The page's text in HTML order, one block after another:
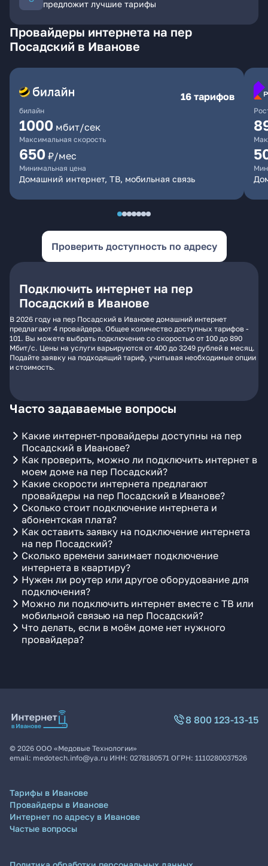
предложит лучшие тарифы
Провайдеры интернета на пер
Посадский в Иванове
билайн
16 тарифов
1000 мбит/сек
Максимальная скорость
650 ₽/мес
Минимальная цена
Домашний интернет, ТВ, мобильная связь
Проверить доступность по адресу
Подключить интернет на пер
Посадский в Иванове
В 2026 году на пер Посадский в Иванове домашний интернет
предлагают 4 провайдера. Общее количество доступных тарифов -
101. Вы можете выбрать подключение со скоростью от 100 до 890
Мбит/с. Цены на услуги варьируются от 400 до 3249 рублей в месяц.
Подайте заявку на подходящий тариф, учитывая необходимые опции
и стоимость.
Часто задаваемые вопросы
Какие интернет-провайдеры доступны на пер
Посадский в Иванове?
Как проверить, можно ли подключить интернет в
моем доме на пер Посадский?
Какие скорости интернета предлагают
провайдеры на пер Посадский в Иванове?
Сколько стоит подключение интернета и
абонентская плата?
Как оставить заявку на подключение интернета
на пер Посадский?
Сколько времени занимает подключение
интернета в квартиру?
Нужен ли роутер или другое оборудование для
подключения?
Можно ли подключить интернет вместе с ТВ или
мобильной связью на пер Посадский?
Что делать, если в моём доме нет нужного
провайдера?
8 800 123-13-15
© 2026 ООО «Медовые Технологии»
email: medotech.info@ya.ru ИНН: 0278180571 ОГРН: 1110280037526
Тарифы в Иванове
Провайдеры в Иванове
Интернет по адресу в Иванове
Частые вопросы